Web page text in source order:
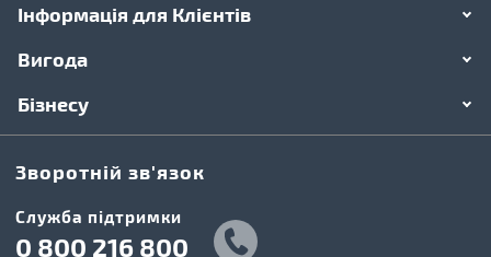
Інформація для Клієнтів
Вигода
Бізнесу
Зворотній зв'язок
Cлужба підтримки
0 800 216 800